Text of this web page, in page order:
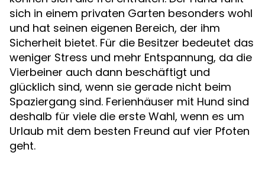
sich in einem privaten Garten besonders wohl
und hat seinen eigenen Bereich, der ihm
Sicherheit bietet. Für die Besitzer bedeutet das
weniger Stress und mehr Entspannung, da die
Vierbeiner auch dann beschäftigt und
glücklich sind, wenn sie gerade nicht beim
Spaziergang sind. Ferienhäuser mit Hund sind
deshalb für viele die erste Wahl, wenn es um
Urlaub mit dem besten Freund auf vier Pfoten
geht.